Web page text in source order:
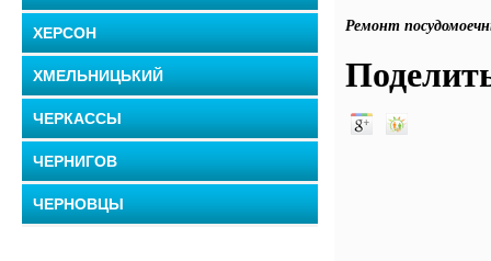
ХЕРСОН
ХМЕЛЬНИЦЬКИЙ
ЧЕРКАССЫ
ЧЕРНИГОВ
ЧЕРНОВЦЫ
Ремонт